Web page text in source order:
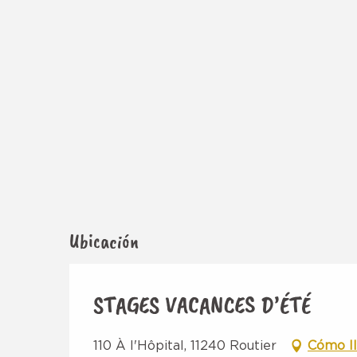
Ubicación
STAGES VACANCES D’ÉTÉ
110 À l'Hôpital, 11240 Routier Cómo